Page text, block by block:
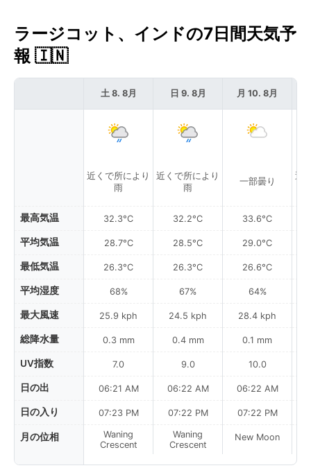
ラージコット、インドの7日間天気予
報 🇮🇳
最高気温
平均気温
最低気温
平均湿度
最大風速
総降水量
UV指数
日の出
日の入り
月の位相
土 8. 8月
近くで所により
雨
32.3°C
28.7°C
26.3°C
68%
25.9 kph
0.3 mm
7.0
06:21 AM
07:23 PM
Waning
Crescent
日 9. 8月
近くで所により
雨
32.2°C
28.5°C
26.3°C
67%
24.5 kph
0.4 mm
9.0
06:22 AM
07:22 PM
Waning
Crescent
月 10. 8月
一部曇り
33.6°C
29.0°C
26.6°C
64%
28.4 kph
0.1 mm
10.0
06:22 AM
07:22 PM
New Moon
近